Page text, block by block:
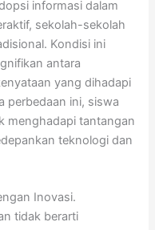
informasi dalam
sekolah-sekolah
Kondisi ini
antara
yang dihadapi
perbedaan ini, siswa
menghadapi tantangan
teknologi dan
Inovasi.
tidak berarti